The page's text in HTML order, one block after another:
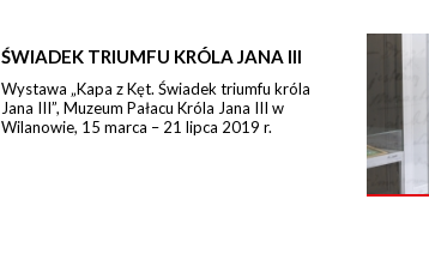
ŚWIADEK TRIUMFU KRÓLA JANA III
Wystawa „Kapa z Kęt. Świadek triumfu króla
Jana III”, Muzeum Pałacu Króla Jana III w
Wilanowie, 15 marca – 21 lipca 2019 r.